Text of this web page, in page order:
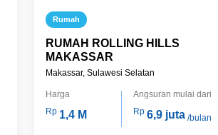
Rumah
RUMAH ROLLING HILLS
MAKASSAR
Makassar, Sulawesi Selatan
Harga
Rp 1,4 M
Angsuran mulai dari
Rp6,9 juta /bulan